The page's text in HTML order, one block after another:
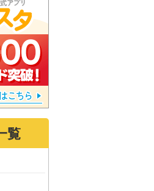
覧